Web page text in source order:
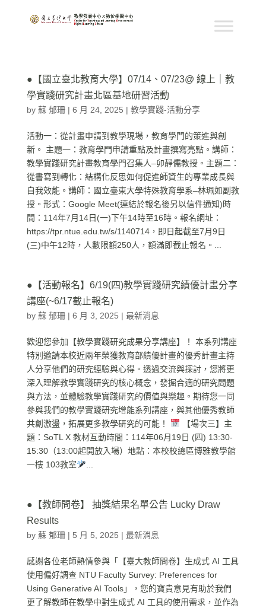
●【國立臺北教育大學】07/14、07/23@ 線上｜教
學實踐研究計畫北區基地研習活動
by 蘇 郁珊| 6 月 24, 2025 | 教學實踐-活動分享
活動一：從計畫申請到教學現場，教育學門的策進與創
新。 主題一：教育學門申請重點及計畫撰寫亮點。講師：
教學實踐研究計畫教育學門召集人–卯靜儒教授。主題二：
從書寫到轉化：結構化反思如何促進師資生的專業成長與
自我效能。講師：國立臺東大學特殊教育學系–林珮如副教
授。形式：Google Meet(連結於報名後另以信件通知)時
間：114年7月14日(一)下午14時至16時。報名網址：
https://tpr.ntue.edu.tw/s/1140714，即日起截至7月9日
(三)中午12時，人數限額250人，額滿即截止報名。...
●【活動報名】6/19(四)教學實踐研究績優計畫分享
講座(~6/17截止報名)
by 蘇 郁珊| 6 月 3, 2025 | 最新消息
歡迎您參加【教學實踐研究成果分享講座】！ 本系列講座
特別邀請本校近兩年榮獲教育部績優計畫的優秀計畫主持
人分享他們的研究經驗與心得。透過交流與探討，您將更
深入理解教學實踐研究的核心概念，發掘合適的研究問題
與方法，並體驗教學實踐研究的價值與樂趣。期待您一同
參與我們的教學實踐研究增能系列講座，與其他優秀教師
共創激盪，拓展更多教學研究的可能！
【場次三】主
題：SoTL X 教材互動時間：114年06月19日 (四) 13:30-
15:30（13:00起開放入場）地點：本校校總區博雅教學館
一樓 103教室
●【教師問卷】 抽獎結果名單公告 Lucky Draw
Results
by 蘇 郁珊| 5 月 5, 2025 | 最新消息
感謝各位老師熱情參與「【臺大教師問卷】生成式 AI 工具
使用偏好調查 NTU Faculty Survey: Preferences for
Using Generative AI Tools」，您的寶貴意見有助於我們
更了解教師在教學中對生成式 AI 工具的使用需求，並作為